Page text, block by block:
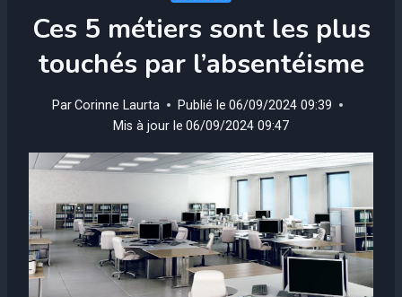
Ces 5 métiers sont les plus
touchés par l’absentéisme
ParCorinne Laurta Publié le 06/09/2024 09:39
Mis à jour le 06/09/2024 09:47